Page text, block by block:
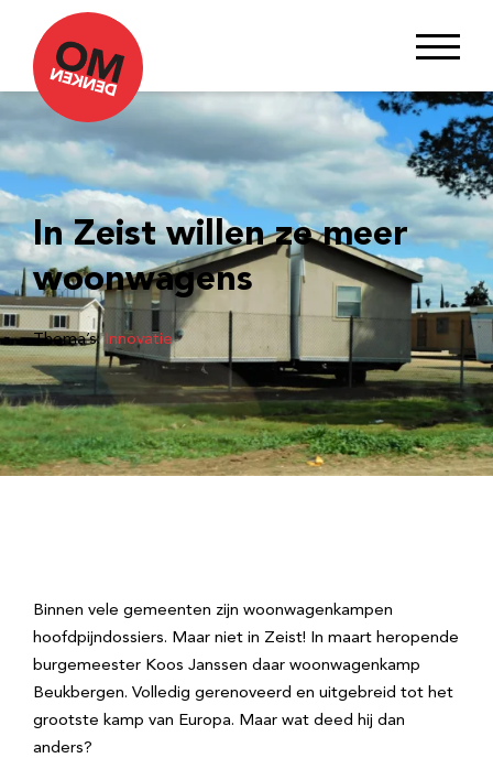
In Zeist willen ze meer
woonwagens
Thema’s: Innovatie
Binnen vele gemeenten zijn woonwagenkampen
hoofdpijndossiers. Maar niet in Zeist! In maart heropende
burgemeester Koos Janssen daar woonwagenkamp
Beukbergen. Volledig gerenoveerd en uitgebreid tot het
grootste kamp van Europa. Maar wat deed hij dan
anders?